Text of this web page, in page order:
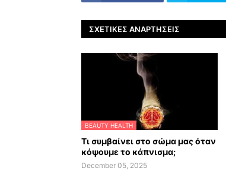
ΣΧΕΤΙΚΈΣ ΑΝΑΡΤΉΣΕΙΣ
BEAUTY HEALTH
Τι συμβαίνει στο σώμα μας όταν
κόψουμε το κάπνισμα;
December 05, 2025